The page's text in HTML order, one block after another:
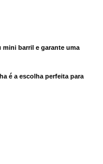
mini barril e garante uma
é a escolha perfeita para